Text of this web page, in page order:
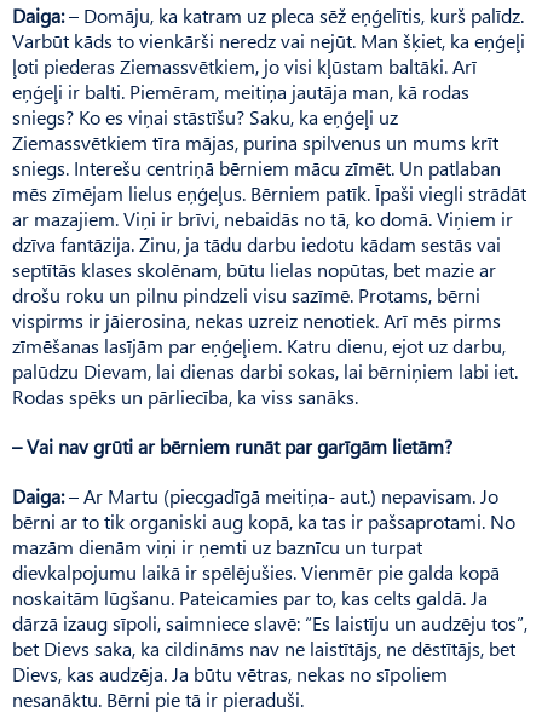
Daiga:– Domāju, ka katram uz pleca sēž eņģelītis, kurš palīdz.
Varbūt kāds to vienkārši neredz vai nejūt. Man šķiet, ka eņģeļi
ļoti piederas Ziemassvētkiem, jo visi kļūstam baltāki. Arī
eņģeļi ir balti. Piemēram, meitiņa jautāja man, kā rodas
sniegs? Ko es viņai stāstīšu? Saku, ka eņģeļi uz
Ziemassvētkiem tīra mājas, purina spilvenus un mums krīt
sniegs. Interešu centriņā bērniem mācu zīmēt. Un patlaban
mēs zīmējam lielus eņģeļus. Bērniem patīk. Īpaši viegli strādāt
ar mazajiem. Viņi ir brīvi, nebaidās no tā, ko domā. Viņiem ir
dzīva fantāzija. Zinu, ja tādu darbu iedotu kādam sestās vai
septītās klases skolēnam, būtu lielas nopūtas, bet mazie ar
drošu roku un pilnu pindzeli visu sazīmē. Protams, bērni
vispirms ir jāierosina, nekas uzreiz nenotiek. Arī mēs pirms
zīmēšanas lasījām par eņģeļiem. Katru dienu, ejot uz darbu,
palūdzu Dievam, lai dienas darbi sokas, lai bērniņiem labi iet.
Rodas spēks un pārliecība, ka viss sanāks.
– Vai nav grūti ar bērniem runāt par garīgām lietām?
Daiga:– Ar Martu (piecgadīgā meitiņa- aut.) nepavisam. Jo
bērni ar to tik organiski aug kopā, ka tas ir pašsaprotami. No
mazām dienām viņi ir ņemti uz baznīcu un turpat
dievkalpojumu laikā ir spēlējušies. Vienmēr pie galda kopā
noskaitām lūgšanu. Pateicamies par to, kas celts galdā. Ja
dārzā izaug sīpoli, saimniece slavē: “Es laistīju un audzēju tos”,
bet Dievs saka, ka cildināms nav ne laistītājs, ne dēstītājs, bet
Dievs, kas audzēja. Ja būtu vētras, nekas no sīpoliem
nesanāktu. Bērni pie tā ir pieraduši.